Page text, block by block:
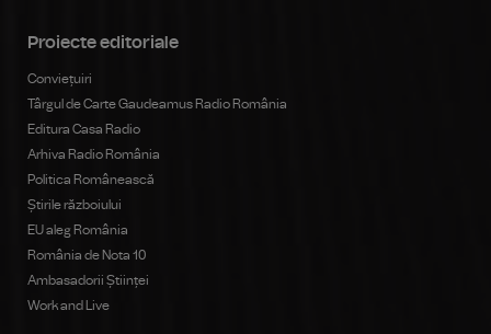
Proiecte editoriale
Conviețuiri
Târgul de Carte Gaudeamus Radio România
Editura Casa Radio
Arhiva Radio România
Politica Românească
Știrile războiului
EU aleg România
România de Nota 10
Ambasadorii Științei
Work and Live